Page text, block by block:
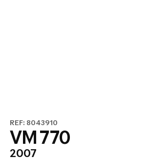
REF: 8043910
VM 770
2007